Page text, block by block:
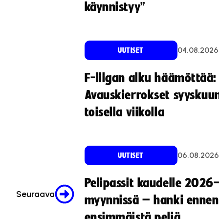
Seuraava
käynnistyy”
UUTISET 04.08.2026
F-liigan alku häämöttää:
Avauskierrokset
toisella viikolla
UUTISET 06.08.2026
Pelipassit kaudelle
myynnissä – hanki ennen